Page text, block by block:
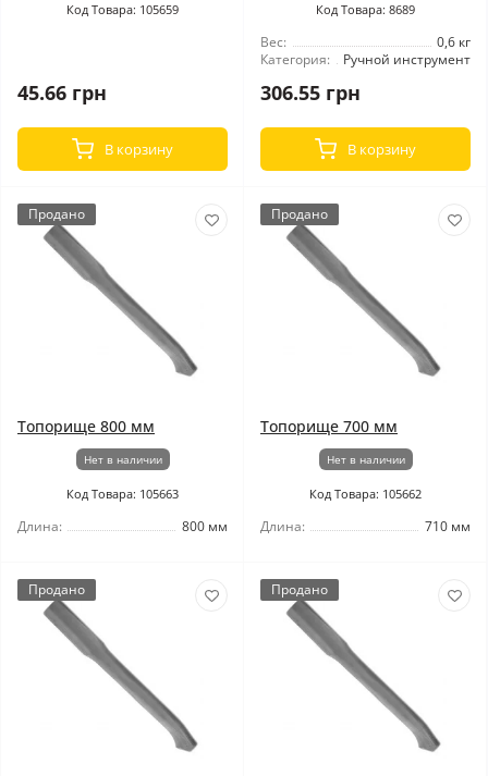
Код Товара: 105659
45.66 грн
В корзину
Код Товара: 8689
Вес:
0,6 кг
Категория:
Ручной инструмент
306.55 грн
В корзину
Продано
Топорище 800 мм
Нет в наличии
Код Товара: 105663
Длина: 800 мм
Продано
Топорище 700 мм
Нет в наличии
Код Товара: 105662
Длина: 710 мм
Продано Продано